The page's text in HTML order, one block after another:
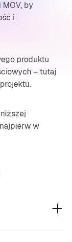
by
i
produktu
– tutaj
w